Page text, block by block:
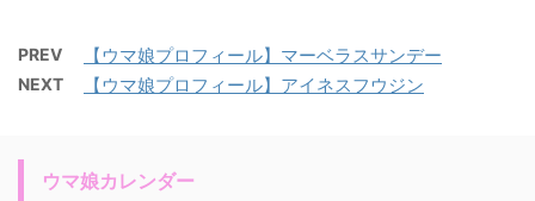
PREV 【ウマ娘プロフィール】マーベラスサンデー
NEXT 【ウマ娘プロフィール】アイネスフウジン
ウマ娘カレンダー